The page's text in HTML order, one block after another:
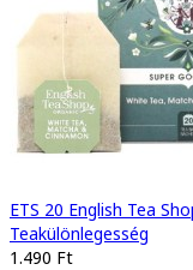
ETS 20 English Tea
Teakülönlegesség
1.490 Ft